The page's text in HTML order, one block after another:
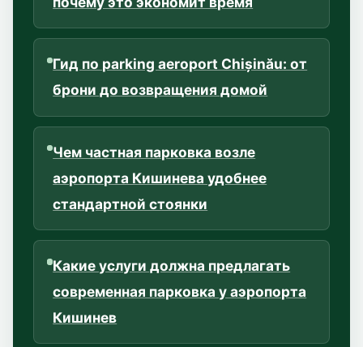
Гид по parking aeroport Chișinău: от
брони до возвращения домой
Чем частная парковка возле
аэропорта Кишинева удобнее
стандартной стоянки
Какие услуги должна предлагать
современная парковка у аэропорта
Кишинев